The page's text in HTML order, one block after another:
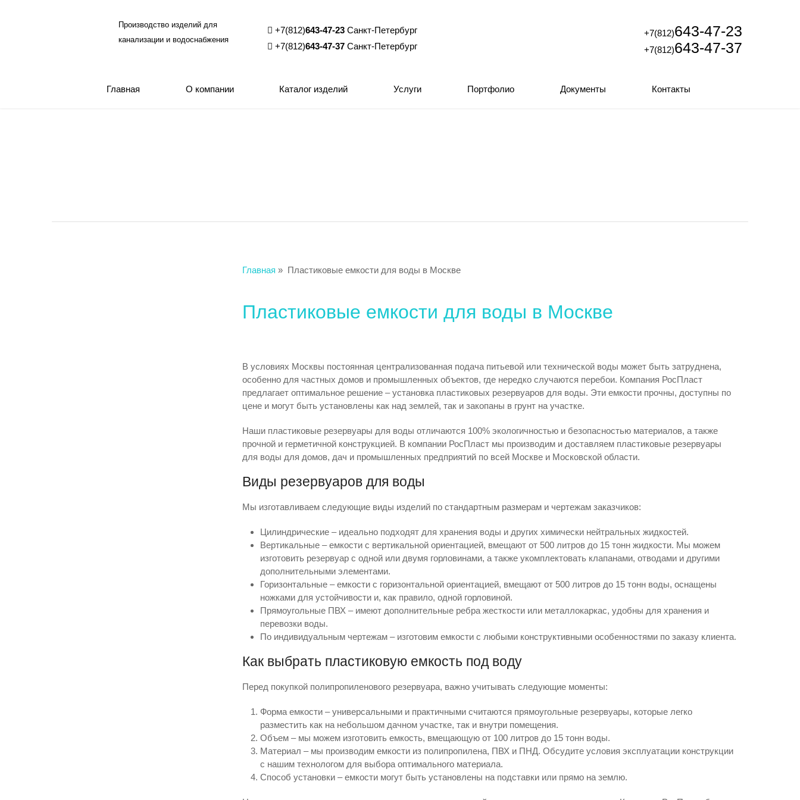
Производство изделий для
канализации и водоснабжения
+7(812)643-47-23 Санкт-Петербург
+7(812)643-47-37 Санкт-Петербург
+7(812)643-47-23
+7(812)643-47-37
Главная О компании Каталог изделий Услуги Портфолио Документы Контакты
Главная » Пластиковые емкости для воды в Москве
Пластиковые емкости для воды в Москве
В условиях Москвы постоянная централизованная подача питьевой или технической воды может быть затруднена,
особенно для частных домов и промышленных объектов, где нередко случаются перебои. Компания РосПласт
предлагает оптимальное решение – установка пластиковых резервуаров для воды. Эти емкости прочны, доступны по
цене и могут быть установлены как над землей, так и закопаны в грунт на участке.
Наши пластиковые резервуары для воды отличаются 100% экологичностью и безопасностью материалов, а также
прочной и герметичной конструкцией. В компании РосПласт мы производим и доставляем пластиковые резервуары
для воды для домов, дач и промышленных предприятий по всей Москве и Московской области.
Виды резервуаров для воды
Мы изготавливаем следующие виды изделий по стандартным размерам и чертежам заказчиков:
Цилиндрические – идеально подходят для хранения воды и других химически нейтральных жидкостей.
Вертикальные – емкости с вертикальной ориентацией, вмещают от 500 литров до 15 тонн жидкости. Мы можем
изготовить резервуар с одной или двумя горловинами, а также укомплектовать клапанами, отводами и другими
дополнительными элементами.
Горизонтальные – емкости с горизонтальной ориентацией, вмещают от 500 литров до 15 тонн воды, оснащены
ножками для устойчивости и, как правило, одной горловиной.
Прямоугольные ПВХ – имеют дополнительные ребра жесткости или металлокаркас, удобны для хранения и
перевозки воды.
По индивидуальным чертежам – изготовим емкости с любыми конструктивными особенностями по заказу клиента.
Как выбрать пластиковую емкость под воду
Перед покупкой полипропиленового резервуара, важно учитывать следующие моменты:
Форма емкости – универсальными и практичными считаются прямоугольные резервуары, которые легко
разместить как на небольшом дачном участке, так и внутри помещения.
Объем – мы можем изготовить емкость, вмещающую от 100 литров до 15 тонн воды.
Материал – мы производим емкости из полипропилена, ПВХ и ПНД. Обсудите условия эксплуатации конструкции
с нашим технологом для выбора оптимального материала.
Способ установки – емкости могут быть установлены на подставки или прямо на землю.